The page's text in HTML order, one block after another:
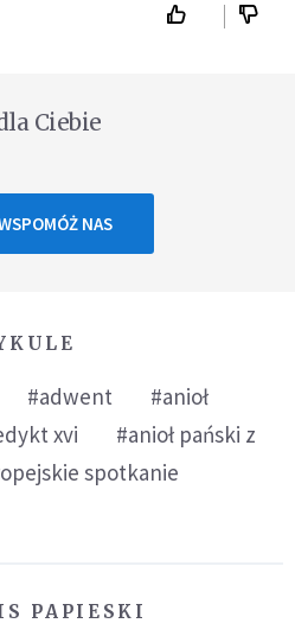
Ciebie
NAS
#adwent
#anioł
xvi
#anioł pański z
spotkanie
PAPIESKI